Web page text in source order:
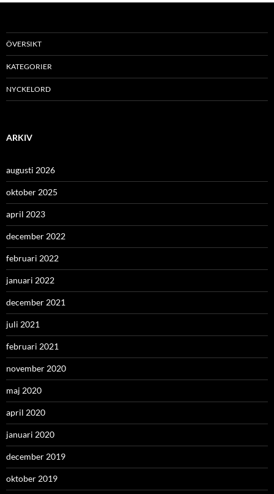
ÖVERSIKT
KATEGORIER
NYCKELORD
ARKIV
augusti 2026
oktober 2025
april 2023
december 2022
februari 2022
januari 2022
december 2021
juli 2021
februari 2021
november 2020
maj 2020
april 2020
januari 2020
december 2019
oktober 2019